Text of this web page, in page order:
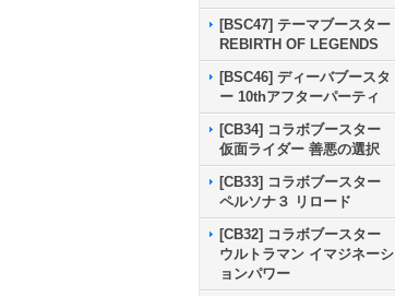
[BSC47] テーマブースター
REBIRTH OF LEGENDS
[BSC46] ディーバブースタ
ー 10thアフターパーティ
[CB34] コラボブースター
仮面ライダー 善悪の選択
[CB33] コラボブースター
ペルソナ３ リロード
[CB32] コラボブースター
ウルトラマン イマジネーシ
ョンパワー